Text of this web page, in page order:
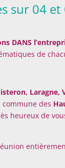
sur 04 et
DANS
de
Laragne,
des
heureux de